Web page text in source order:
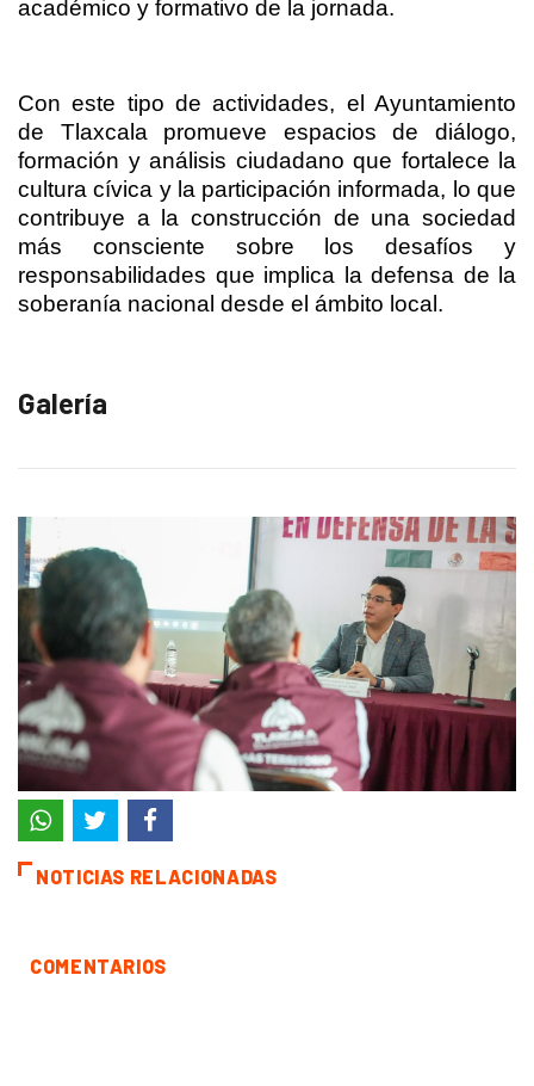
académico y formativo de la jornada.
Con este tipo de actividades, el Ayuntamiento
de Tlaxcala promueve espacios de diálogo,
formación y análisis ciudadano que fortalece la
cultura cívica y la participación informada, lo que
contribuye a la construcción de una sociedad
más consciente sobre los desafíos y
responsabilidades que implica la defensa de la
soberanía nacional desde el ámbito local.
Galería
NOTICIAS RELACIONADAS
COMENTARIOS